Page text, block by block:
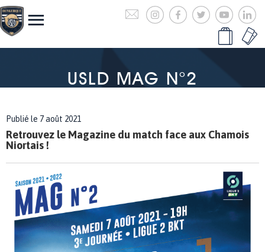
USLD MAG N°2
Publié le 7 août 2021
Retrouvez le Magazine du match face aux Chamois
Niortais !